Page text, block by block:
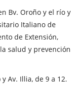
Bv. Oroño y el río y
Italiano de
de Extensión,
salud y prevención
Av. Illia, de 9 a 12.